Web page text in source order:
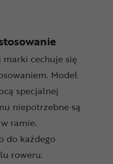
cechuje się
Model
specjalnej
niepotrzebne są
ramie.
do każdego
roweru.